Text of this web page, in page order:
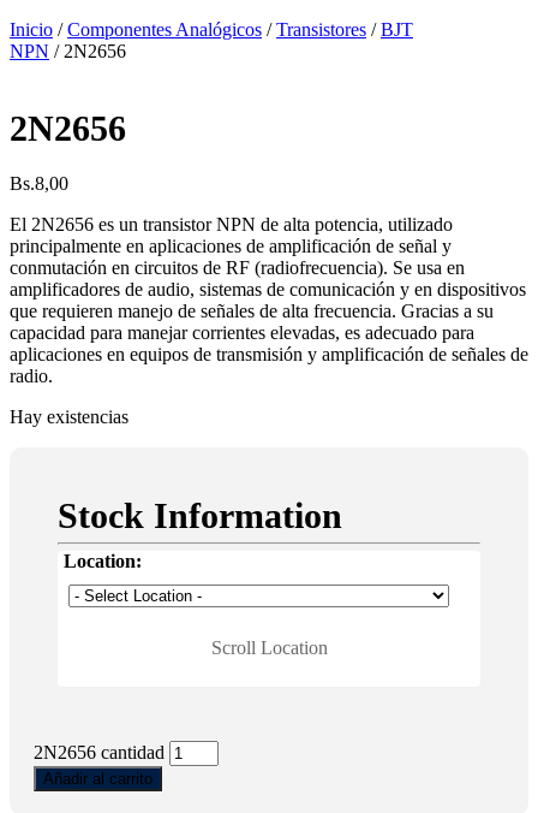
Inicio /Componentes Analógicos /Transistores /BJT
NPN / 2N2656
2N2656
Bs.8,00
El 2N2656 es un transistor NPN de alta potencia, utilizado
principalmente en aplicaciones de amplificación de señal y
conmutación en circuitos de RF (radiofrecuencia). Se usa en
amplificadores de audio, sistemas de comunicación y en dispositivos
que requieren manejo de señales de alta frecuencia. Gracias a su
capacidad para manejar corrientes elevadas, es adecuado para
aplicaciones en equipos de transmisión y amplificación de señales de
radio.
Hay existencias
Stock Information
Location:
Scroll Location
2N2656 cantidad
Añadir al carrito